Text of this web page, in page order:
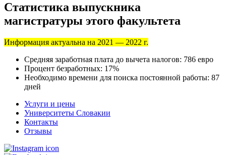
Статистика выпускника
магистратуры этого факультета
Информация актуальна на 2021 — 2022 г.
Средняя заработная плата до вычета налогов: 786 евро
Процент безработных: 17%
Необходимо времени для поиска постоянной работы: 87
дней
Услуги и цены
Университеты Словакии
Контакты
Отзывы